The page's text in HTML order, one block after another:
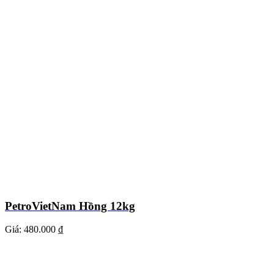
PetroVietNam Hồng 12kg
Giá: 480.000 ₫